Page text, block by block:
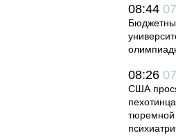
08:44
08:26
США
тюремной